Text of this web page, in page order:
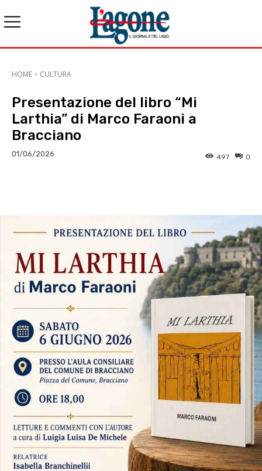
HOME CULTURA
Presentazione del libro “Mi
Larthia” di Marco Faraoni a
Bracciano
01/06/2026 0
497